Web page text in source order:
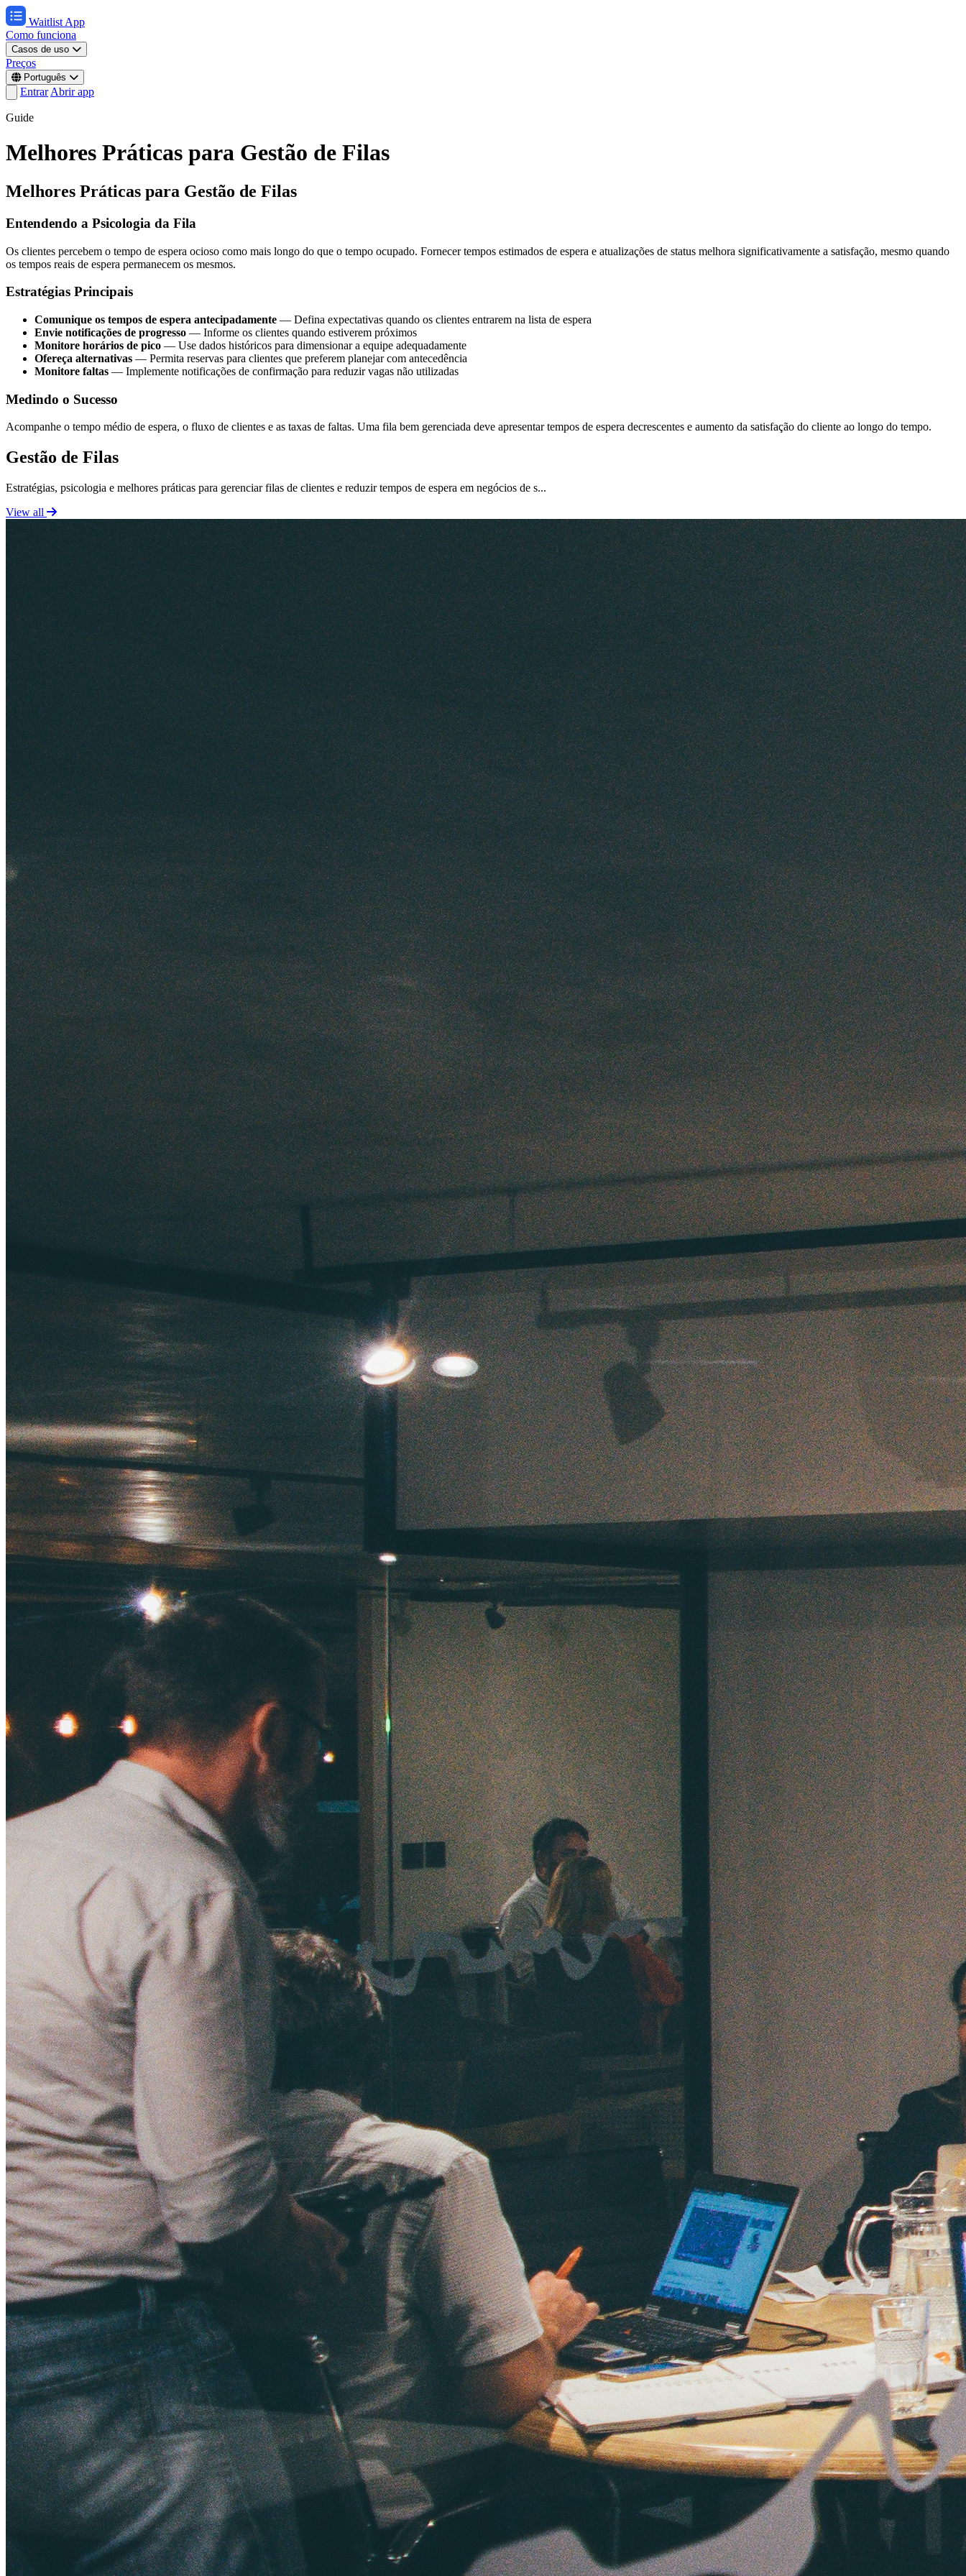
Waitlist App
Como funciona
Casos de uso
Preços
Português
Entrar Abrir app
Guide
Melhores Práticas para Gestão de Filas
Melhores Práticas para Gestão de Filas
Entendendo a Psicologia da Fila
Os clientes percebem o tempo de espera ocioso como mais longo do que o tempo ocupado. Fornecer tempos estimados de espera e atualizações de status melhora significativamente a satisfação, mesmo quando
os tempos reais de espera permanecem os mesmos.
Estratégias Principais
Comunique os tempos de espera antecipadamente — Defina expectativas quando os clientes entrarem na lista de espera
Envie notificações de progresso — Informe os clientes quando estiverem próximos
Monitore horários de pico — Use dados históricos para dimensionar a equipe adequadamente
Ofereça alternativas — Permita reservas para clientes que preferem planejar com antecedência
Monitore faltas — Implemente notificações de confirmação para reduzir vagas não utilizadas
Medindo o Sucesso
Acompanhe o tempo médio de espera, o fluxo de clientes e as taxas de faltas. Uma fila bem gerenciada deve apresentar tempos de espera decrescentes e aumento da satisfação do cliente ao longo do tempo.
Gestão de Filas
Estratégias, psicologia e melhores práticas para gerenciar filas de clientes e reduzir tempos de espera em negócios de s...
View all